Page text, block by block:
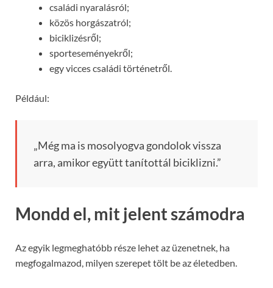
családi nyaralásról;
közös horgászatról;
biciklizésről;
sporteseményekről;
egy vicces családi történetről.
Például:
„Még ma is mosolyogva gondolok vissza
arra, amikor együtt tanítottál biciklizni.”
Mondd el, mit jelent számodra
Az egyik legmeghatóbb része lehet az üzenetnek, ha
megfogalmazod, milyen szerepet tölt be az életedben.